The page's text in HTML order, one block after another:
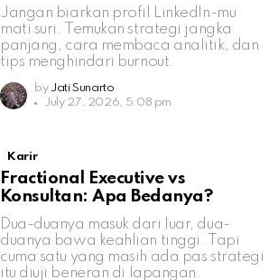
Jangan biarkan profil LinkedIn-mu
mati suri. Temukan strategi jangka
panjang, cara membaca analitik, dan
tips menghindari burnout.
by Jati Sunarto
July 27, 2026, 5:08 pm
Karir
Fractional Executive vs
Konsultan: Apa Bedanya?
Dua-duanya masuk dari luar, dua-
duanya bawa keahlian tinggi. Tapi
cuma satu yang masih ada pas strategi
itu diuji beneran di lapangan.